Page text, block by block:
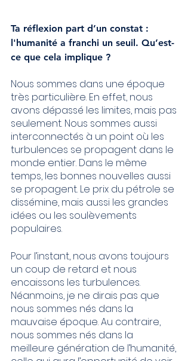
Ta réflexion part d’un constat :
l'humanité a franchi un seuil. Qu’est-
ce que cela implique ?
Nous sommes dans une époque
très particulière. En effet, nous
avons dépassé les limites, mais pas
seulement. Nous sommes aussi
interconnectés à un point où les
turbulences se propagent dans le
monde entier. Dans le même
temps, les bonnes nouvelles aussi
se propagent. Le prix du pétrole se
dissémine, mais aussi les grandes
idées ou les soulèvements
populaires.
Pour l’instant, nous avons toujours
un coup de retard et nous
encaissons les turbulences.
Néanmoins, je ne dirais pas que
nous sommes nés dans la
mauvaise époque. Au contraire,
nous sommes nés dans la
meilleure génération de l’humanité,